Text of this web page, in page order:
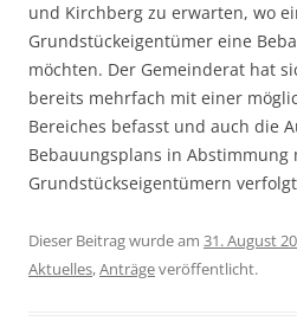
und Kirchberg zu erwarten, wo
Grundstückeigentümer eine
möchten. Der Gemeinderat hat
bereits mehrfach mit einer
Bereiches befasst und auch die
Bebauungsplans in Abstimmung
Grundstückseigentümern
Dieser Beitrag wurde am 31. August
Aktuelles,Anträgeveröffentlicht.